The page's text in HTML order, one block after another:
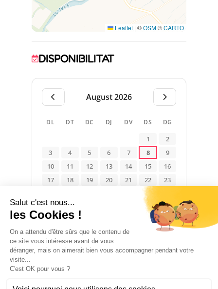
Jardin aménagé et barbecue. La piscine est
commune aux 4 gîtes. Jolie vue dégagée sur
les Albères depuis la terrasse du gîte.
Leaflet | ©OSM©CARTO
DISPONIBILITAT
August 2026
DL DT DC DJ DV DS DG
1
2
3
4 5 6 7 8
9
10
11 12 13 14 15
16
17
18 19 20 21 22
23
29
31
Disponible Ocupat No indicat